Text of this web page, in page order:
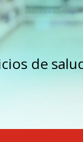
de